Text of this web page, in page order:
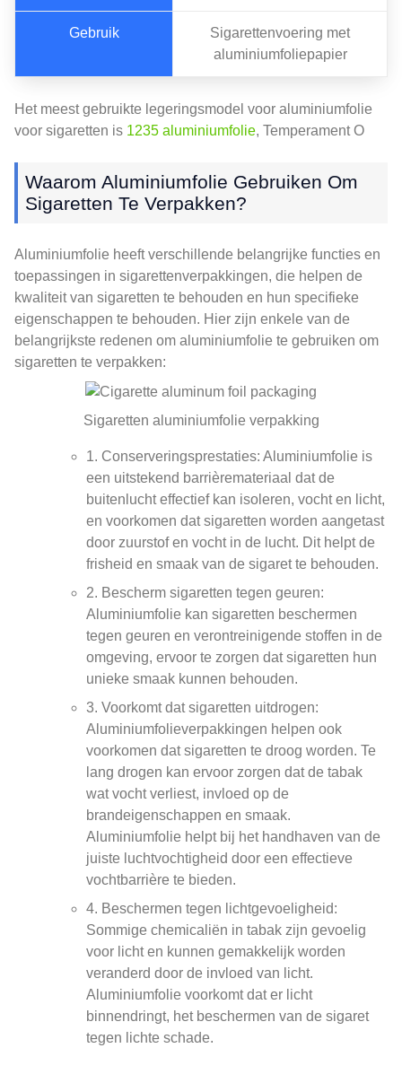
Gebruik
Sigarettenvoering met
aluminiumfoliepapier
Het meest gebruikte legeringsmodel voor aluminiumfolie
voor sigaretten is 1235 aluminiumfolie, Temperament O
Waarom Aluminiumfolie Gebruiken Om
Sigaretten Te Verpakken?
Aluminiumfolie heeft verschillende belangrijke functies en
toepassingen in sigarettenverpakkingen, die helpen de
kwaliteit van sigaretten te behouden en hun specifieke
eigenschappen te behouden. Hier zijn enkele van de
belangrijkste redenen om aluminiumfolie te gebruiken om
sigaretten te verpakken:
Sigaretten aluminiumfolie verpakking
1. Conserveringsprestaties: Aluminiumfolie is
een uitstekend barrièremateriaal dat de
buitenlucht effectief kan isoleren, vocht en licht,
en voorkomen dat sigaretten worden aangetast
door zuurstof en vocht in de lucht. Dit helpt de
frisheid en smaak van de sigaret te behouden.
2. Bescherm sigaretten tegen geuren:
Aluminiumfolie kan sigaretten beschermen
tegen geuren en verontreinigende stoffen in de
omgeving, ervoor te zorgen dat sigaretten hun
unieke smaak kunnen behouden.
3. Voorkomt dat sigaretten uitdrogen:
Aluminiumfolieverpakkingen helpen ook
voorkomen dat sigaretten te droog worden. Te
lang drogen kan ervoor zorgen dat de tabak
wat vocht verliest, invloed op de
brandeigenschappen en smaak.
Aluminiumfolie helpt bij het handhaven van de
juiste luchtvochtigheid door een effectieve
vochtbarrière te bieden.
4. Beschermen tegen lichtgevoeligheid:
Sommige chemicaliën in tabak zijn gevoelig
voor licht en kunnen gemakkelijk worden
veranderd door de invloed van licht.
Aluminiumfolie voorkomt dat er licht
binnendringt, het beschermen van de sigaret
tegen lichte schade.